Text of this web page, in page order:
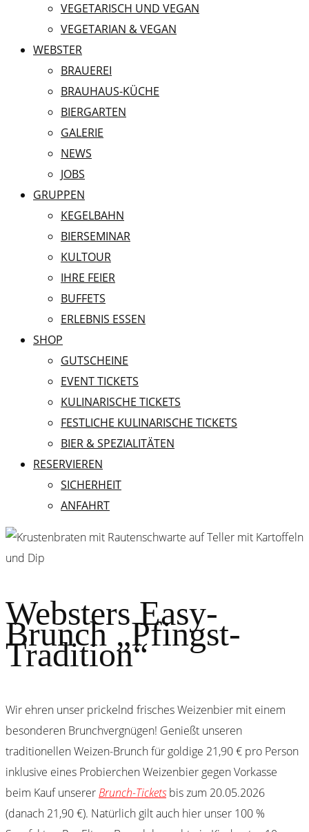
VEGETARISCH UND VEGAN
VEGETARIAN & VEGAN
WEBSTER
BRAUEREI
BRAUHAUS-KÜCHE
BIERGARTEN
GALERIE
NEWS
JOBS
GRUPPEN
KEGELBAHN
BIERSEMINAR
KULTOUR
IHRE FEIER
BUFFETS
ERLEBNIS ESSEN
SHOP
GUTSCHEINE
EVENT TICKETS
KULINARISCHE TICKETS
FESTLICHE KULINARISCHE TICKETS
BIER & SPEZIALITÄTEN
RESERVIEREN
SICHERHEIT
ANFAHRT
Websters Easy-
Brunch „Pfingst-
Tradition“
Wir ehren unser prickelnd frisches Weizenbier mit einem
besonderen Brunchvergnügen! Genießt unseren
traditionellen Weizen-Brunch für goldige 21,90 € pro Person
inklusive eines Probierchen Weizenbier gegen Vorkasse
beim Kauf unsererBrunch-Ticketsbis zum 20.05.2026
(danach 21,90 €). Natürlich gilt auch hier unser 100 %